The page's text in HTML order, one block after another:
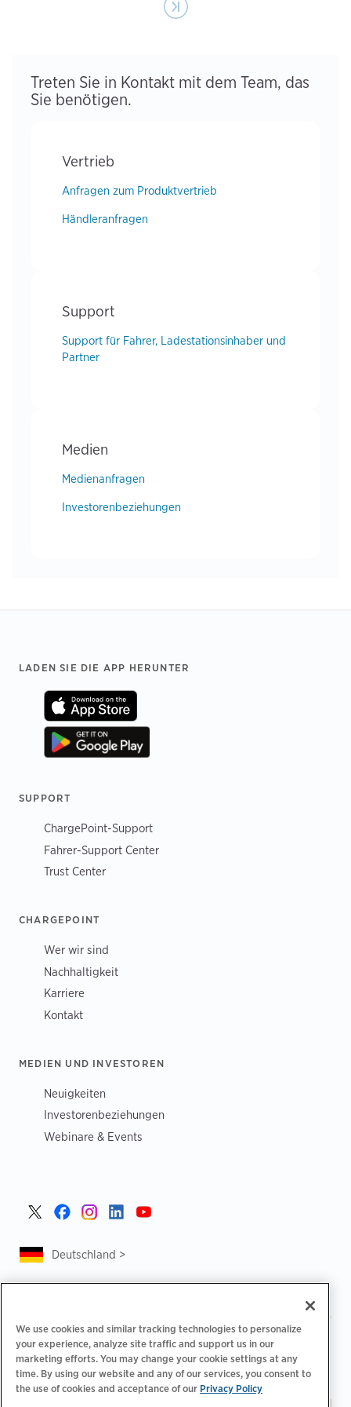
Last page
Last »
Treten Sie in Kontakt mit dem Team, das
Sie benötigen.
Vertrieb
Anfragen zum Produktvertrieb
Händleranfragen
Support
Support für Fahrer, Ladestationsinhaber und
Partner
Medien
Medienanfragen
Investorenbeziehungen
Footer
LADEN SIE DIE APP HERUNTER
SUPPORT
ChargePoint-Support
Fahrer-Support Center
Trust Center
CHARGEPOINT
Wer wir sind
Nachhaltigkeit
Karriere
Kontakt
MEDIEN UND INVESTOREN
Neuigkeiten
Investorenbeziehungen
Webinare & Events
Deutschland >
Datenschutzrichtlinie | Ihre Datenschutzoptionen
Rechtliches | Abrechnung zur Barrierefreiheit |
Verhaltenskodex für Lieferanten | EPR-Informationen |
Impressum
We use cookies and similar tracking technologies to personalize
your experience, analyze site traffic and support us in our
marketing efforts. You may change your cookie settings at any
time. By using our website and any of our services, you consent to
the use of cookies and acceptance of our Privacy Policy